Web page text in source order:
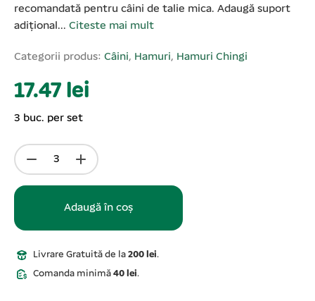
recomandată pentru câini de talie mica. Adaugă suport
adițional... Citeste mai mult
Categorii produs: Câini, Hamuri, Hamuri Chingi
17.47 lei
3 buc. per set
Adaugă în coș
Livrare Gratuită de la 200 lei.
Comanda minimă 40 lei.